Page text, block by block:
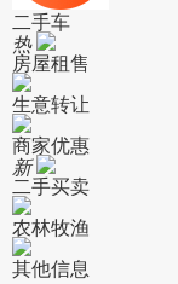
二手车
热
房屋租售
生意转让
商家优惠
新
二手买卖
农林牧渔
其他信息